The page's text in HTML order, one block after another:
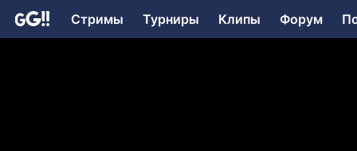
Стримы Турниры Клипы Форум